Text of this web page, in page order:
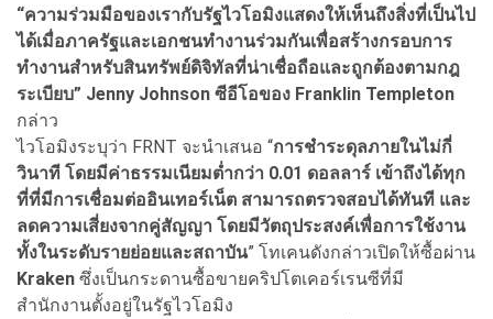
“ความร่วมมือของเรากับรัฐไวโอมิงแสดงให้เห็นถึงสิ่งที่เป็นไป
ได้เมื่อภาครัฐและเอกชนทำงานร่วมกันเพื่อสร้างกรอบการ
ทำงานสำหรับสินทรัพย์ดิจิทัลที่น่าเชื่อถือและถูกต้องตามกฎ
ระเบียบ” Jenny Johnson ซีอีโอของ Franklin Templeton
กล่าว
ไวโอมิงระบุว่า FRNT จะนำเสนอ “การชำระดุลภายในไม่กี่
วินาที โดยมีค่าธรรมเนียมต่ำกว่า 0.01 ดอลลาร์ เข้าถึงได้ทุก
ที่ที่มีการเชื่อมต่ออินเทอร์เน็ต สามารถตรวจสอบได้ทันที และ
ลดความเสี่ยงจากคู่สัญญา โดยมีวัตถุประสงค์เพื่อการใช้งาน
ทั้งในระดับรายย่อยและสถาบัน” โทเคนดังกล่าวเปิดให้ซื้อผ่าน
Kraken ซึ่งเป็นกระดานซื้อขายคริปโตเคอร์เรนซีที่มี
สำนักงานตั้งอยู่ในรัฐไวโอมิง